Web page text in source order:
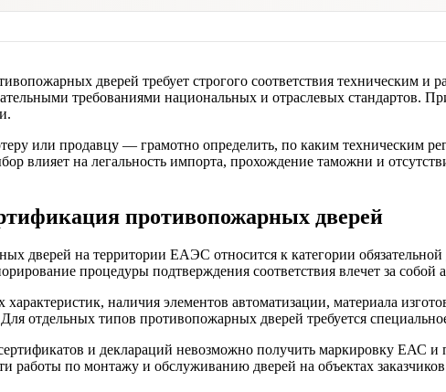
дверей требует строгого соответствия
требованиями национальных и отраслевых стандартов.
или продавцу — грамотно определить, по каким техническим
влияет на легальность импорта, прохождение таможни и
противопожарных дверей
дверей на территории ЕАЭС относится к категории
процедуры подтверждения соответствия влечет за собой
наличия элементов автоматизации, материала
отдельных типов противопожарных дверей требуется
и деклараций невозможно получить маркировку ЕАС
работы по монтажу и обслуживанию дверей на объектах